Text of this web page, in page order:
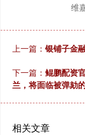
维
上一篇： 银铺子金
下一篇： 鲲鹏配资
兰，将面临被弹劾
相关文章